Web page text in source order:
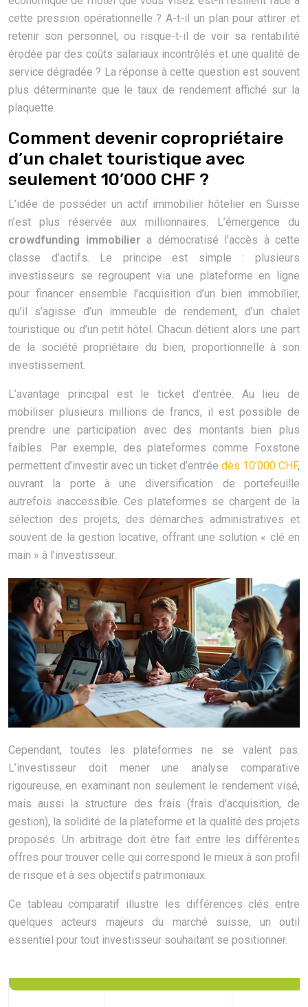
cette pression opérationnelle ? A-t-il un plan pour attirer et
retenir son personnel, ou risque-t-il de voir sa rentabilité
érodée par des coûts salariaux incontrôlés et une qualité de
service dégradée ? La réponse à cette question est souvent
plus déterminante que le taux de rendement affiché sur la
plaquette.
Comment devenir copropriétaire
d’un chalet touristique avec
seulement 10’000 CHF ?
L’idée de posséder un actif immobilier hôtelier en Suisse
n’est plus réservée aux millionnaires. L’émergence du
crowdfunding immobilier a démocratisé l’accès à cette
classe d’actifs. Le principe est simple : plusieurs
investisseurs se regroupent via une plateforme en ligne
pour financer ensemble l’acquisition d’un bien immobilier,
qu’il s’agisse d’un immeuble de rendement, d’un chalet
touristique ou d’un petit hôtel. Chacun détient alors une part
de la société propriétaire du bien, proportionnelle à son
investissement.
L’avantage principal est le ticket d’entrée. Au lieu de
mobiliser plusieurs millions de francs, il est possible de
prendre une participation avec des montants bien plus
faibles. Par exemple, des plateformes comme Foxstone
permettent d’investir avec un ticket d’entrée dès 10’000 CHF,
ouvrant la porte à une diversification de portefeuille
autrefois inaccessible. Ces plateformes se chargent de la
sélection des projets, des démarches administratives et
souvent de la gestion locative, offrant une solution « clé en
main » à l’investisseur.
Cependant, toutes les plateformes ne se valent pas.
L’investisseur doit mener une analyse comparative
rigoureuse, en examinant non seulement le rendement visé,
mais aussi la structure des frais (frais d’acquisition, de
gestion), la solidité de la plateforme et la qualité des projets
proposés. Un arbitrage doit être fait entre les différentes
offres pour trouver celle qui correspond le mieux à son profil
de risque et à ses objectifs patrimoniaux.
Ce tableau comparatif illustre les différences clés entre
quelques acteurs majeurs du marché suisse, un outil
essentiel pour tout investisseur souhaitant se positionner.